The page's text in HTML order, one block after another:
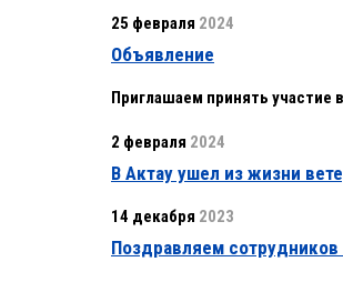
25 февраля 2024
Объявление
Приглашаем принять участие
2 февраля 2024
В Актау ушел из жизни
14 декабря 2023
Поздравляем